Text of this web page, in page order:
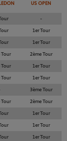
US OPEN
-
1er Tour
1er Tour
Tour 2ème Tour
Tour 1er Tour
Tour 1er Tour
3ème Tour
Tour 2ème Tour
1er Tour
1er Tour
1er Tour